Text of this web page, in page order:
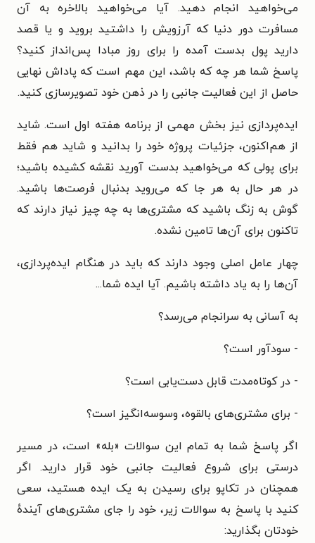
می‌خواهید انجام دهید. آیا می‌خواهید بالاخره به آن
مسافرت دور دنیا که آرزویش را داشتید بروید و یا قصد
دارید پول بدست آمده را برای روز مبادا پس‌انداز کنید؟
پاسخ شما هر چه که باشد، این مهم است که پاداش نهایی
حاصل از این فعالیت جانبی را در ذهن خود تصویرسازی کنید.
ایده‌پردازی نیز بخش مهمی از برنامه هفته اول است. شاید
از هم‌اکنون، جزئیات پروژه خود را بدانید و شاید هم فقط
برای پولی که می‌خواهید بدست آورید نقشه کشیده باشید؛
در هر حال به هر جا که می‌روید بدنبال فرصت‌ها باشید.
گوش به زنگ باشید که مشتری‌ها به چه چیز نیاز دارند که
تاکنون برای آن‌ها تامین نشده.
چهار عامل اصلی وجود دارند که باید در هنگام ایده‌پردازی،
آن‌ها را به یاد داشته باشیم. آیا ایده شما...
به آسانی به سرانجام می‌رسد؟
- سودآور است؟
- در کوتاه‌مدت قابل دست‌یابی است؟
- برای مشتری‌های بالقوه، وسوسه‌انگیز است؟
اگر پاسخ شما به تمام این سوالات «بله» است، در مسیر
درستی برای شروع فعالیت جانبی خود قرار دارید. اگر
همچنان در تکاپو برای رسیدن به یک ایده هستید، سعی
کنید با پاسخ به سوالات زیر، خود را جای مشتری‌های آیندهٔ
خودتان بگذارید: